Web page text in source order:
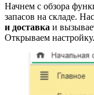
Начнем с обзора
запасов на складе.
и доставка и
Открываем настройку.